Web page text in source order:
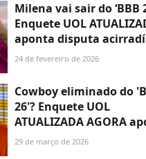
Milena vai sair do ‘BBB
Enquete UOL
aponta disputa
e possível reviravolta no
24 de fevereiro de 2026
Cowboy eliminado do
26'? Enquete UOL
ATUALIZADA AGORA
desfecho surpreendente
29 de março de 2026